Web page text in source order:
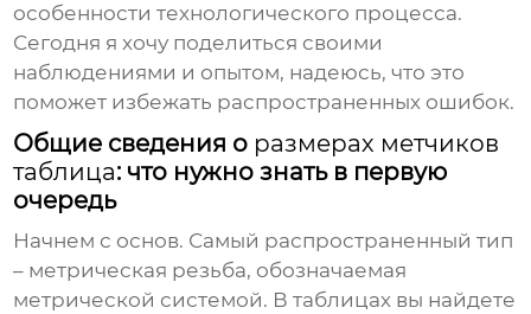
особенности технологического процесса.
Сегодня я хочу поделиться своими
наблюдениями и опытом, надеюсь, что это
поможет избежать распространенных ошибок.
Общие сведения о размерах метчиков
таблица: что нужно знать в первую
очередь
Начнем с основ. Самый распространенный тип
– метрическая резьба, обозначаемая
метрической системой. В таблицах вы найдете